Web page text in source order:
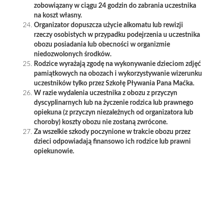
zobowiązany w ciągu 24 godzin do zabrania uczestnika
na koszt własny.
Organizator dopuszcza użycie alkomatu lub rewizji
rzeczy osobistych w przypadku podejrzenia u uczestnika
obozu posiadania lub obecności w organizmie
niedozwolonych środków.
Rodzice wyrażają zgodę na wykonywanie dzieciom zdjęć
pamiątkowych na obozach i wykorzystywanie wizerunku
uczestników tylko przez Szkołę Pływania Pana Maćka.
W razie wydalenia uczestnika z obozu z przyczyn
dyscyplinarnych lub na życzenie rodzica lub prawnego
opiekuna (z przyczyn niezależnych od organizatora lub
choroby) koszty obozu nie zostaną zwrócone.
Za wszelkie szkody poczynione w trakcie obozu przez
dzieci odpowiadają finansowo ich rodzice lub prawni
opiekunowie.